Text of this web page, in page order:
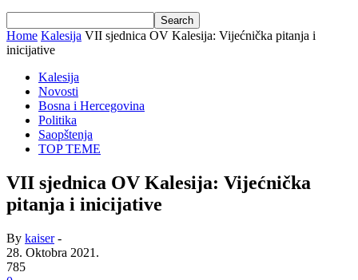
Home Kalesija VII sjednica OV Kalesija: Vijećnička pitanja i
inicijative
Kalesija
Novosti
Bosna i Hercegovina
Politika
Saopštenja
TOP TEME
VII sjednica OV Kalesija: Vijećnička
pitanja i inicijative
By kaiser-
28. Oktobra 2021.
785